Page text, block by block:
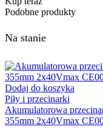
Podobne produkty
Na stanie
Dodaj do koszyka
Piły i przecinarki
Akumulatorowa
355mm 2x40Vmax